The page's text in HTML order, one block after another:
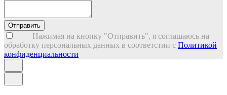
Отправить
Нажимая на кнопку "Отправить", я соглашаюсь на
обработку персональных данных в соответстии с Политикой
конфиденциальности